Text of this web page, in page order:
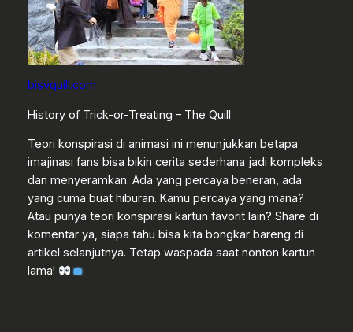
bisvquill.com
History of Trick-or-Treating – The Quill
Teori konspirasi di animasi ini menunjukkan betapa
imajinasi fans bisa bikin cerita sederhana jadi kompleks
dan menyeramkan. Ada yang percaya beneran, ada
yang cuma buat hiburan. Kamu percaya yang mana?
Atau punya teori konspirasi kartun favorit lain? Share di
komentar ya, siapa tahu bisa kita bongkar bareng di
artikel selanjutnya. Tetap waspada saat nonton kartun
lama!